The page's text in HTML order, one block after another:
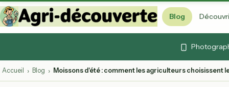
Blog
Articles, vidéos
Quiz agricoles
Testez vos
Accueil › Blog › Moissons d'été : comment les agriculteurs choisissent